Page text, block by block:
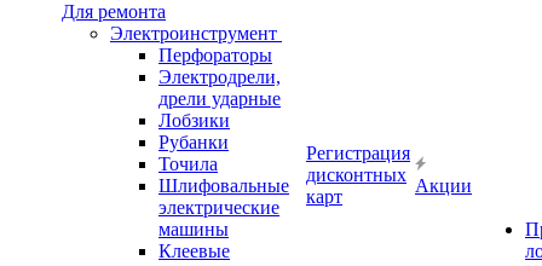
Для ремонта
Электроинструмент
Перфораторы
Электродрели,
дрели ударные
Лобзики
Рубанки
Точила
Шлифовальные
электрические
машины
Клеевые
Регистрация
дисконтных
карт
Акции